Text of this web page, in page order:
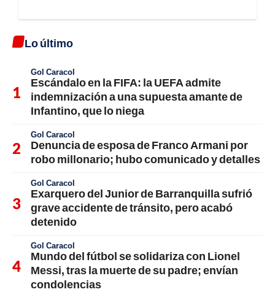
Lo último
Gol Caracol
Escándalo en la FIFA: la UEFA admite
indemnización a una supuesta amante de
Infantino, que lo niega
Gol Caracol
Denuncia de esposa de Franco Armani por
robo millonario; hubo comunicado y detalles
Gol Caracol
Exarquero del Junior de Barranquilla sufrió
grave accidente de tránsito, pero acabó
detenido
Gol Caracol
Mundo del fútbol se solidariza con Lionel
Messi, tras la muerte de su padre; envían
condolencias